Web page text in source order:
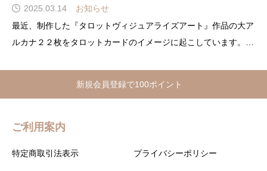
2025.03.14
お知らせ
最近、制作した『タロットヴィジュアライズアート』作品の大ア
ルカナ２２枚をタロットカードのイメージに起こしています。画
新規会員登録で100ポイント
ご利用案内
特定商取引法表示 プライバシーポリシー